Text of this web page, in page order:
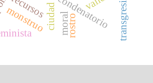
recursosciudad moralrostro
monstruo transgresión